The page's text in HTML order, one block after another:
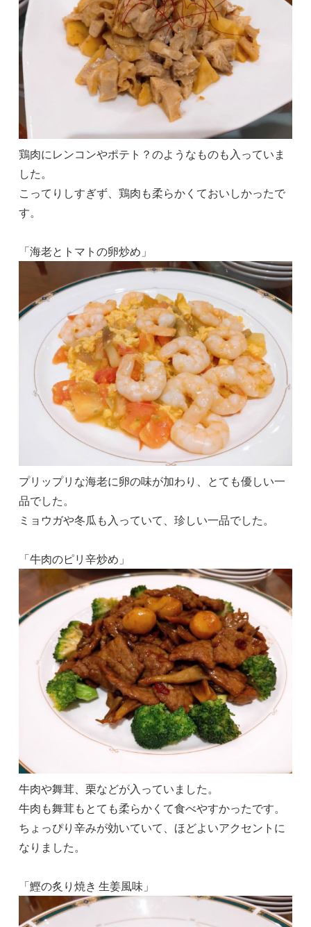
鶏肉にレンコンやポテト？のようなものも入っていま
した。
こってりしすぎず、鶏肉も柔らかくておいしかったで
す。
「海老とトマトの卵炒め」
プリップリな海老に卵の味が加わり、とても優しい一
品でした。
ミョウガや冬瓜も入っていて、珍しい一品でした。
「牛肉のピリ辛炒め」
牛肉や舞茸、栗などが入っていました。
牛肉も舞茸もとても柔らかくて食べやすかったです。
ちょっぴり辛みが効いていて、ほどよいアクセントに
なりました。
「鰹の炙り焼き 生姜風味」